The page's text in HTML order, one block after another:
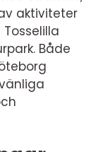
aktiviteter
Både